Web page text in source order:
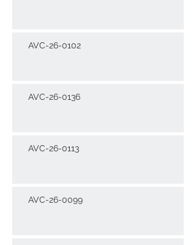
AVC-26-0102
AVC-26-0136
AVC-26-0113
AVC-26-0099